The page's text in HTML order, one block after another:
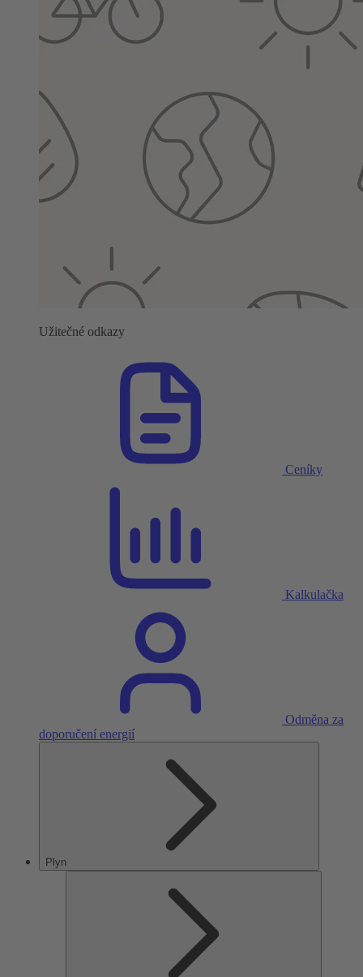
Užitečné odkazy
Ceníky
Kalkulačka
Odměna za
doporučení energií
Plyn